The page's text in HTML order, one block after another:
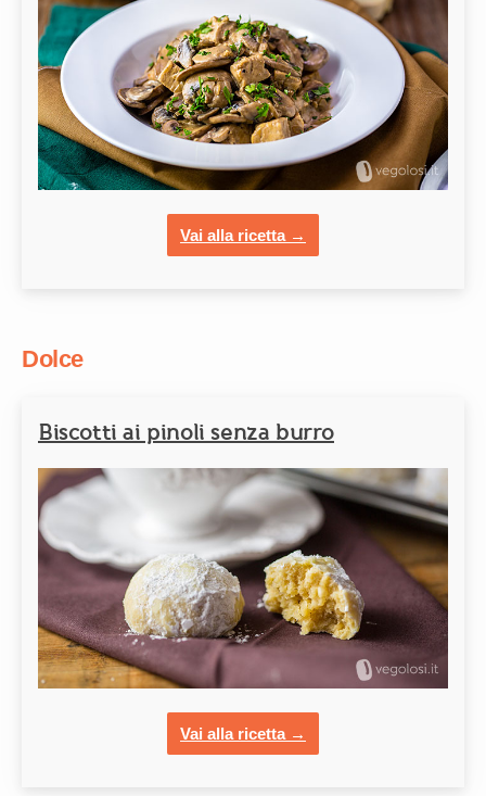
Vai alla ricetta →
Dolce
Biscotti ai pinoli senza burro
Vai alla ricetta →